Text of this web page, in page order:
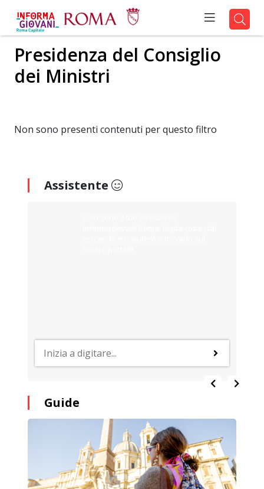
Presidenza del Consiglio
dei Ministri
Non sono presenti contenuti per questo filtro
Assistente
Guide